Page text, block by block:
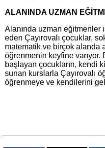
ALANINDA UZMAN
Alanında uzman eğitmenler
eden Çayırovalı çocuklar,
matematik ve birçok alanda
öğrenmenin keyfine varıyor.
başlayan çocukların, kendi
sunan kurslarla Çayırovalı
öğrenmeye ve kendilerini